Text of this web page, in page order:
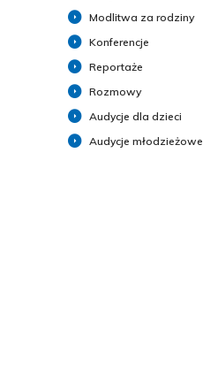
Modlitwa za rodziny
Konferencje
Reportaże
Rozmowy
Audycje dla dzieci
Audycje młodzieżowe